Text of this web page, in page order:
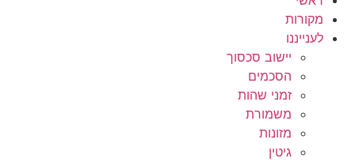
מקורות
לענייננו
יישוב סכסוך
הסכמים
זמני שהות
משמורת
מזונות
גיטין